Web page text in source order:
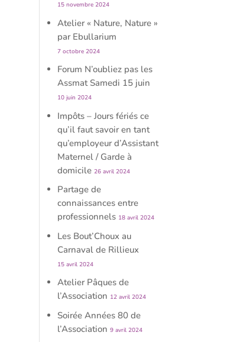
15 novembre 2024
Atelier « Nature, Nature »
par Ebullarium
7 octobre 2024
Forum N’oubliez pas les
Assmat Samedi 15 juin
10 juin 2024
Impôts – Jours fériés ce
qu’il faut savoir en tant
qu’employeur d’Assistant
Maternel / Garde à
domicile 26 avril 2024
Partage de
connaissances entre
professionnels 18 avril 2024
Les Bout’Choux au
Carnaval de Rillieux
15 avril 2024
Atelier Pâques de
l’Association 12 avril 2024
Soirée Années 80 de
l’Association 9 avril 2024